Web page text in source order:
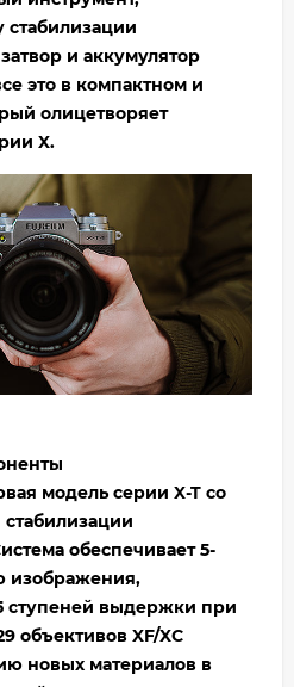
и аккумулятор
это в компактном и
олицетворяет
X.
модель серии X-T со
обеспечивает 5-
изображения,
выдержки при
объективов XF/XC
новых материалов в